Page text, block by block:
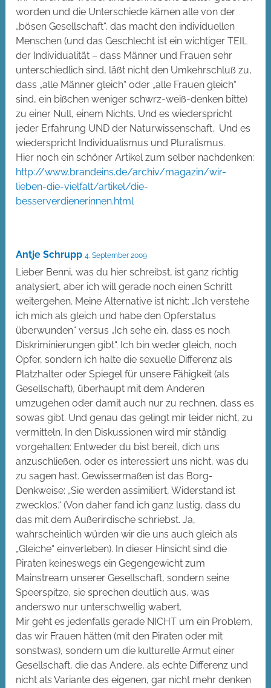
worden und die Unterschiede kämen alle von der
„bösen Gesellschaft“, das macht den individuellen
Menschen (und das Geschlecht ist ein wichtiger TEIL
der Individualität – dass Männer und Frauen sehr
unterschiedlich sind, läßt nicht den Umkehrschluß zu,
dass „alle Männer gleich“ oder „alle Frauen gleich“
sind, ein bißchen weniger schwrz-weiß-denken bitte)
zu einer Null, einem Nichts. Und es wiederspricht
jeder Erfahrung UND der Naturwissenschaft. Und es
wiederspricht Individualismus und Pluralismus.
Hier noch ein schöner Artikel zum selber nachdenken:
http://www.brandeins.de/archiv/magazin/wir-
lieben-die-vielfalt/artikel/die-
besserverdienerinnen.html
Antje Schrupp 4. September 2009
Lieber Benni, was du hier schreibst, ist ganz richtig
analysiert, aber ich will gerade noch einen Schritt
weitergehen. Meine Alternative ist nicht: „Ich verstehe
ich mich als gleich und habe den Opferstatus
überwunden“ versus „Ich sehe ein, dass es noch
Diskriminierungen gibt“. Ich bin weder gleich, noch
Opfer, sondern ich halte die sexuelle Differenz als
Platzhalter oder Spiegel für unsere Fähigkeit (als
Gesellschaft), überhaupt mit dem Anderen
umzugehen oder damit auch nur zu rechnen, dass es
sowas gibt. Und genau das gelingt mir leider nicht, zu
vermitteln. In den Diskussionen wird mir ständig
vorgehalten: Entweder du bist bereit, dich uns
anzuschließen, oder es interessiert uns nicht, was du
zu sagen hast. Gewissermaßen ist das Borg-
Denkweise: „Sie werden assimiliert, Widerstand ist
zwecklos.“ (Von daher fand ich ganz lustig, dass du
das mit dem Außerirdische schriebst. Ja,
wahrscheinlich würden wir die uns auch gleich als
„Gleiche“ einverleben). In dieser Hinsicht sind die
Piraten keineswegs ein Gegengewicht zum
Mainstream unserer Gesellschaft, sondern seine
Speerspitze, sie sprechen deutlich aus, was
anderswo nur unterschwellig wabert.
Mir geht es jedenfalls gerade NICHT um ein Problem,
das wir Frauen hätten (mit den Piraten oder mit
sonstwas), sondern um die kulturelle Armut einer
Gesellschaft, die das Andere, als echte Differenz und
nicht als Variante des eigenen, gar nicht mehr denken